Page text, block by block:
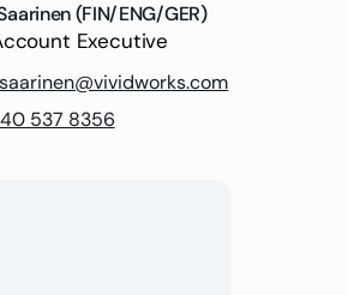
(FIN/ENG/GER)
Executive
537 8356